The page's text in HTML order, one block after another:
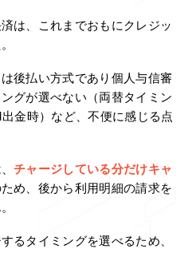
は、これまでおもにクレジッ
後払い方式であり個人与信審
グが選べない（両替タイミン
金時）など、不便に感じる点
チャージしている分だけキャ
め、後から利用明細の請求を
るタイミングを選べるため、